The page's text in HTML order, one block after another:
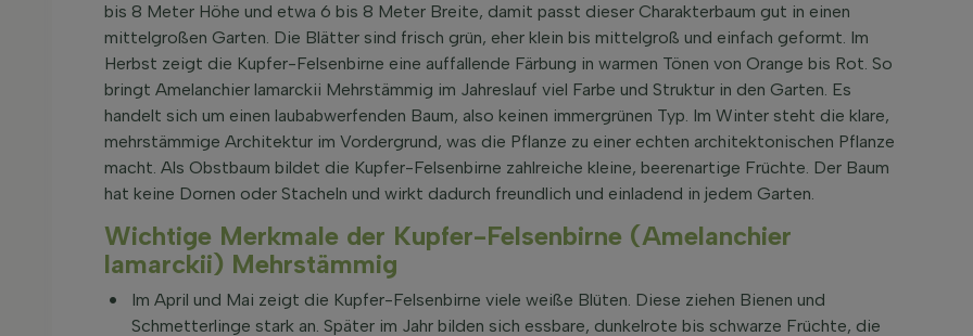
bis 8 Meter Höhe und etwa 6 bis 8 Meter Breite, damit passt dieser Charakterbaum gut in einen
mittelgroßen Garten. Die Blätter sind frisch grün, eher klein bis mittelgroß und einfach geformt. Im
Herbst zeigt die Kupfer-Felsenbirne eine auffallende Färbung in warmen Tönen von Orange bis Rot. So
bringt Amelanchier lamarckii Mehrstämmig im Jahreslauf viel Farbe und Struktur in den Garten. Es
handelt sich um einen laubabwerfenden Baum, also keinen immergrünen Typ. Im Winter steht die klare,
mehrstämmige Architektur im Vordergrund, was die Pflanze zu einer echten architektonischen Pflanze
macht. Als Obstbaum bildet die Kupfer-Felsenbirne zahlreiche kleine, beerenartige Früchte. Der Baum
hat keine Dornen oder Stacheln und wirkt dadurch freundlich und einladend in jedem Garten.
Wichtige Merkmale der Kupfer-Felsenbirne (Amelanchier
lamarckii) Mehrstämmig
Im April und Mai zeigt die Kupfer-Felsenbirne viele weiße Blüten. Diese ziehen Bienen und
Schmetterlinge stark an. Später im Jahr bilden sich essbare, dunkelrote bis schwarze Früchte, die